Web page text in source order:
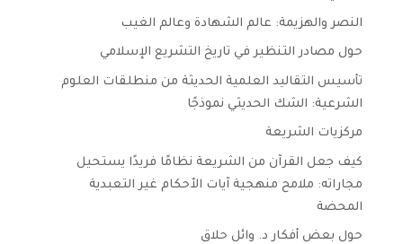
النصر والهزيمة: عالم الشهادة وعالم الغيب
حول مصادر التنظير في تاريخ التشريع الإسلامي
تأسيس التقاليد العلمية الحديثة من منطلقات العلوم
الشرعية: الشك الحديثي نموذجًا
مركزيات الشريعة
كيف جعل القرآن من الشريعة نظامًا فريدًا يستحيل
مجاراته: ملامح منهجية آيات الأحكام غير التعبدية
المحضة
حول بعض أفكار د. وائل حلاق